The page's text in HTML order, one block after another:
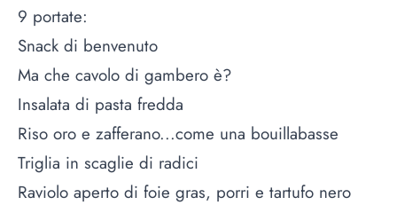
9 portate:
Snack di benvenuto
Ma che cavolo di gambero è?
Insalata di pasta fredda
Riso oro e zafferano...come una bouillabasse
Triglia in scaglie di radici
Raviolo aperto di foie gras, porri e tartufo nero